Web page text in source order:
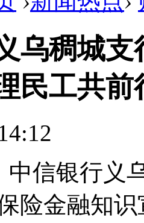
乌稠城
民工共前
中信银行义
险金融知